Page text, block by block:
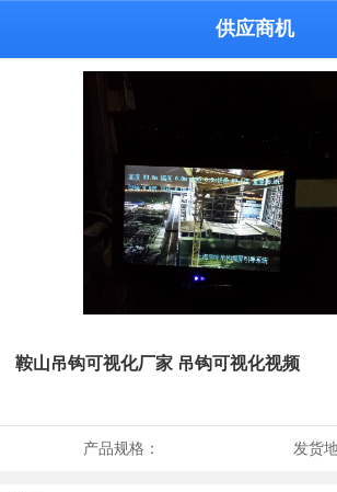
供应商机
鞍山吊钩可视化厂家 吊钩可视化视频
产品规格： 发货